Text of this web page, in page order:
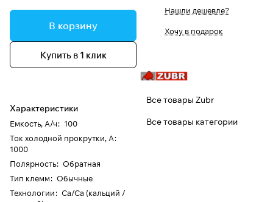
В корзину
Купить в 1 клик
Характеристики
Емкость, А/ч: 100
Ток холодной прокрутки, А:
1000
Полярность: Обратная
Тип клемм: Обычные
Технологии: Ca/Ca (кальций /
Нашли дешевле?
Хочу в подарок
Все товары Zubr
Все товары категории